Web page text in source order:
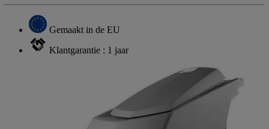
Gemaakt in de EU
Klantgarantie : 1 jaar